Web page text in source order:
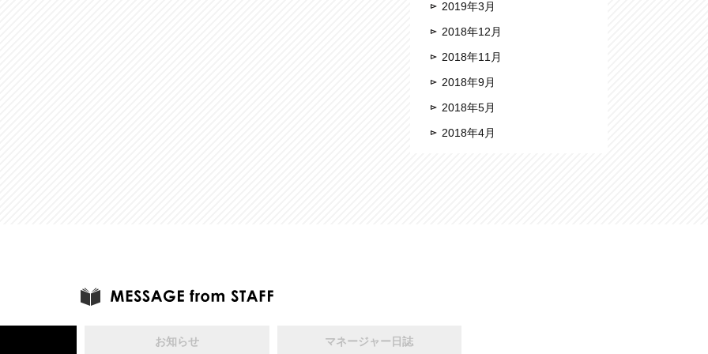
2019年3月
2018年12月
2018年11月
2018年9月
2018年5月
2018年4月
お知らせ マネージャー日誌